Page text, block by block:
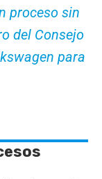
proceso sin
del Consejo
para